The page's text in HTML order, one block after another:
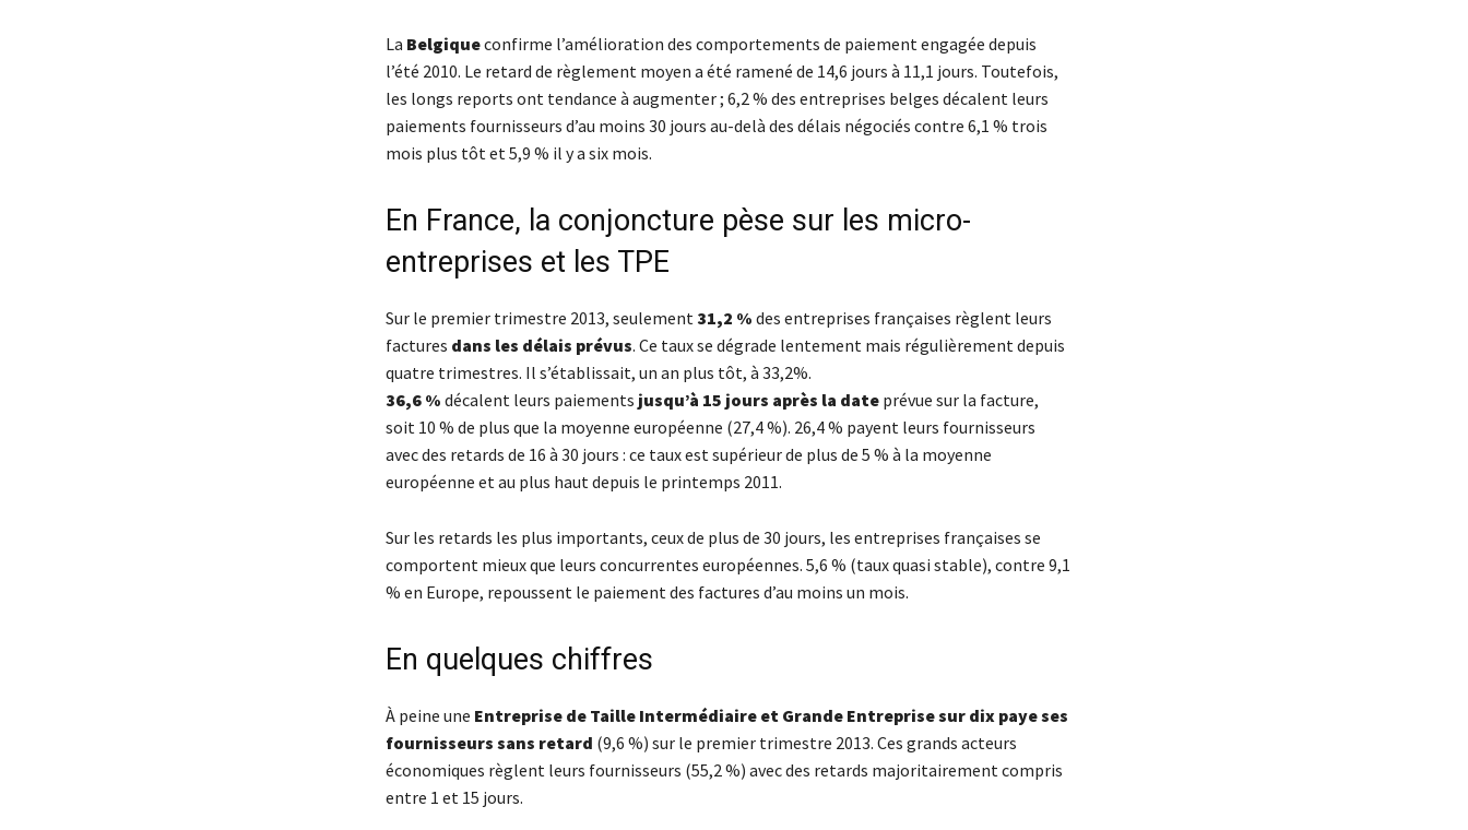
La Belgiqueconfirme l’amélioration des comportements de paiement engagée depuis
l’été 2010. Le retard de règlement moyen a été ramené de 14,6 jours à 11,1 jours. Toutefois,
les longs reports ont tendance à augmenter ; 6,2 % des entreprises belges décalent leurs
paiements fournisseurs d’au moins 30 jours au-delà des délais négociés contre 6,1 % trois
mois plus tôt et 5,9 % il y a six mois.
En France, la conjoncture pèse sur les micro-
entreprises et les TPE
Sur le premier trimestre 2013, seulement 31,2 % des entreprises françaises règlent leurs
factures dans les délais prévus. Ce taux se dégrade lentement mais régulièrement depuis
quatre trimestres. Il s’établissait, un an plus tôt, à 33,2%.
36,6 % décalent leurs paiements jusqu’à 15 jours après la dateprévue sur la facture,
soit 10 % de plus que la moyenne européenne (27,4 %). 26,4 % payent leurs fournisseurs
avec des retards de 16 à 30 jours : ce taux est supérieur de plus de 5 % à la moyenne
européenne et au plus haut depuis le printemps 2011.
Sur les retards les plus importants, ceux de plus de 30 jours, les entreprises françaises se
comportent mieux que leurs concurrentes européennes. 5,6 % (taux quasi stable), contre 9,1
% en Europe, repoussent le paiement des factures d’au moins un mois.
En quelques chiffres
À peine une Entreprise de Taille Intermédiaire et Grande Entreprise sur dix paye ses
fournisseurs sans retard (9,6 %) sur le premier trimestre 2013. Ces grands acteurs
économiques règlent leurs fournisseurs (55,2 %) avec des retards majoritairement compris
entre 1 et 15 jours.